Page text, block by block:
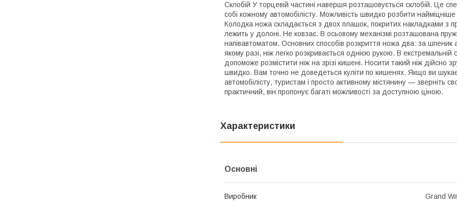
Склобій У торцевій частині навершя розташовується склобій. Це
собі кожному автомобілісту. Можливість швидко розбити
Колодка ножа складається з двох плашок, покритих накладками з
лежить у долоні. Не ковзає. В осьовому механізмі розташована
напівавтоматом. Основних способів розкриття ножа два: за
якому разі, ніж легко розкривається однією рукою. В
допоможе розмістити ніж на зрізі кишені. Носити такий ніж дійсно
швидко. Вам точно не доведеться куліти по кишенях. Якщо ви
автомобілісту, туристам і просто активному містянину — зверніть
практичний, він пропонує багаті можливості за доступною ціною.
Характеристики
Основні
Виробник Grand